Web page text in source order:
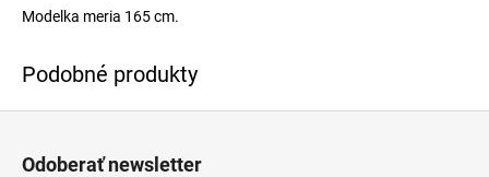
Modelka meria 165 cm.
Odoberať newsletter